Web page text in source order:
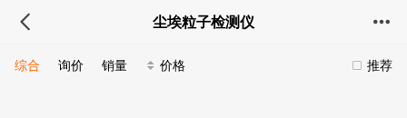
尘埃粒子检测仪
推荐
综合 询价 销量 价格